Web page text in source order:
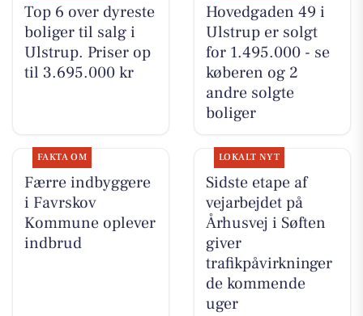
Top 6 over dyreste
boliger til salg i
Ulstrup. Priser op
til 3.695.000 kr
Hovedgaden 49 i
Ulstrup er solgt
for 1.495.000 - se
køberen og 2
andre solgte
boliger
FAKTA OM
Færre indbyggere
i Favrskov
Kommune oplever
indbrud
LOKALT NYT
Sidste etape af
vejarbejdet på
Århusvej i Søften
giver
trafikpåvirkninger
de kommende
uger